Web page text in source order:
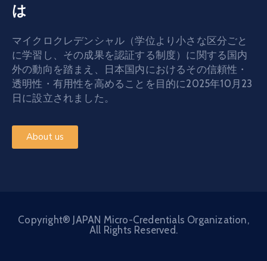
は
マイクロクレデンシャル（学位より小さな区分ごと
に学習し、その成果を認証する制度）に関する国内
外の動向を踏まえ、日本国内におけるその信頼性・
透明性・有用性を高めることを目的に2025年10月23
日に設立されました。
About us
Copyright® JAPAN Micro-Credentials Organization,
All Rights Reserved.